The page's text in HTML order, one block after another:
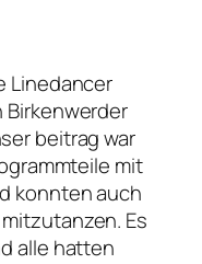
Linedancer
beitrag war
mit
konnten auch
Es
alle hatten